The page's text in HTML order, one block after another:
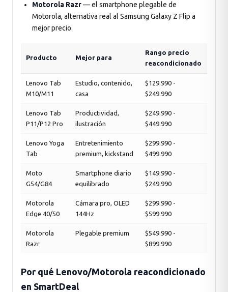
Motorola Razr— el smartphone plegable de
Motorola, alternativa real al Samsung Galaxy Z Flip a
mejor precio.
Producto Mejor para
Rango precio
reacondicionado
Lenovo Tab
M10/M11
Estudio, contenido,
casa
$129.990 -
$249.990
Lenovo Tab
P11/P12 Pro
Productividad,
ilustración
$249.990 -
$449.990
Lenovo Yoga
Tab
Entretenimiento
premium, kickstand
$299.990 -
$499.990
Moto
G54/G84
Smartphone diario
equilibrado
$149.990 -
$249.990
Motorola
Edge 40/50
Cámara pro, OLED
144Hz
$299.990 -
$599.990
Motorola
Razr
Plegable premium
$549.990 -
$899.990
Por qué Lenovo/Motorola reacondicionado
en SmartDeal